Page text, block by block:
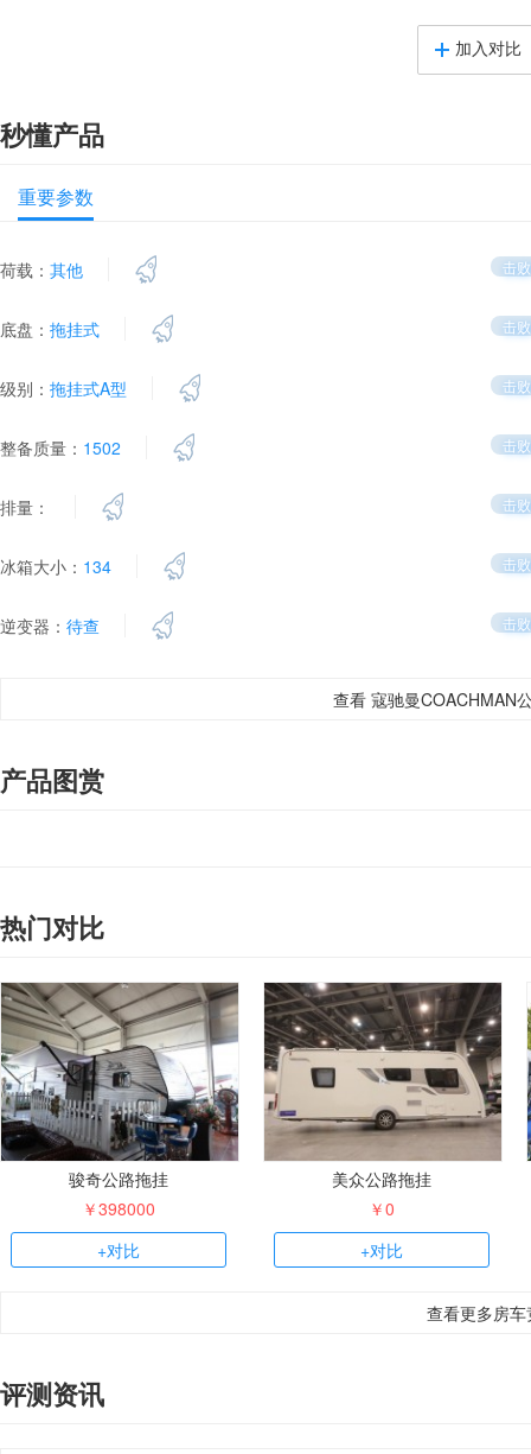
加入对比
秒懂产品
重要参数
荷载： 其他 击
底盘： 拖挂式 击
级别： 拖挂式A型 击
整备质量： 1502 击
排量： 击
冰箱大小： 134 击
逆变器： 待查 击
查看 寇驰曼COACHMAN
产品图赏
热门对比
骏奇公路拖挂
￥398000
+对比
美众公路拖挂
￥0
+对比
查看更多房
评测资讯